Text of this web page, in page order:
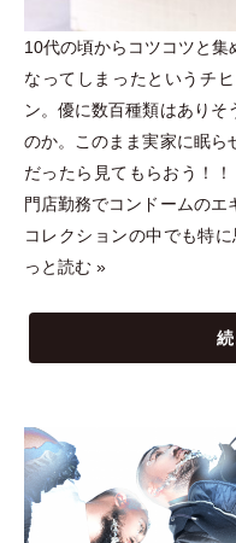
10代の頃からコツコツと集
なってしまったというチ
ン。優に数百種類はありそ
のか。このまま実家に眠ら
だったら見てもらおう！
門店勤務でコンドームのエ
コレクションの中でも特
っと読む »